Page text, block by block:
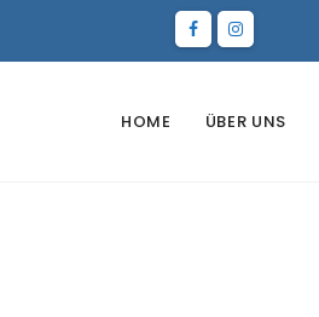
HOME ÜBER UNS